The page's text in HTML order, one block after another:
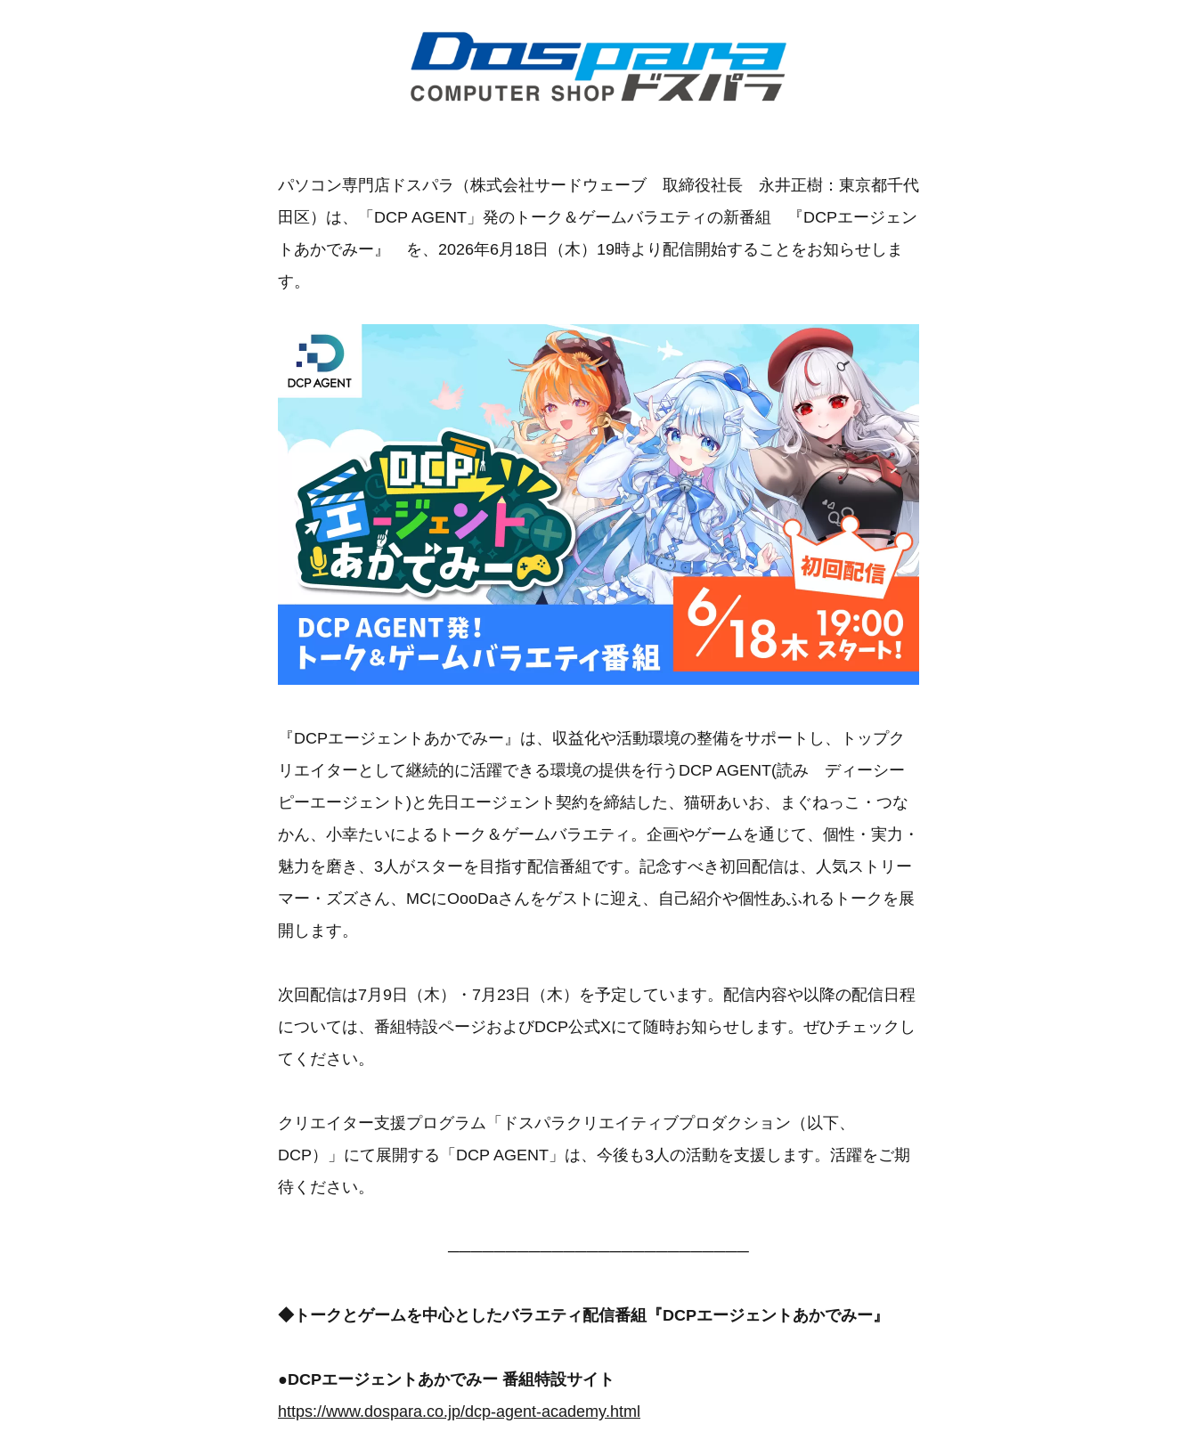
パソコン専門店ドスパラ（株式会社サードウェーブ 取締役社長 永井正樹：東京都千代
田区）は、「DCP AGENT」発のトーク＆ゲームバラエティの新番組 『DCPエージェン
トあかでみー』 を、2026年6月18日（木）19時より配信開始することをお知らせしま
す。
『DCPエージェントあかでみー』は、収益化や活動環境の整備をサポートし、トップク
リエイターとして継続的に活躍できる環境の提供を行うDCP AGENT(読み ディーシー
ピーエージェント)と先日エージェント契約を締結した、猫研あいお、まぐねっこ・つな
かん、小幸たいによるトーク＆ゲームバラエティ。企画やゲームを通じて、個性・実力・
魅力を磨き、3人がスターを目指す配信番組です。記念すべき初回配信は、人気ストリー
マー・ズズさん、MCにOooDaさんをゲストに迎え、自己紹介や個性あふれるトークを展
開します。
次回配信は7月9日（木）・7月23日（木）を予定しています。配信内容や以降の配信日程
については、番組特設ページおよびDCP公式Xにて随時お知らせします。ぜひチェックし
てください。
クリエイター支援プログラム「ドスパラクリエイティブプロダクション（以下、
DCP）」にて展開する「DCP AGENT」は、今後も3人の活動を支援します。活躍をご期
待ください。
──────────────────────────
◆トークとゲームを中心としたバラエティ配信番組『DCPエージェントあかでみー』
●DCPエージェントあかでみー 番組特設サイト
https://www.dospara.co.jp/dcp-agent-academy.html